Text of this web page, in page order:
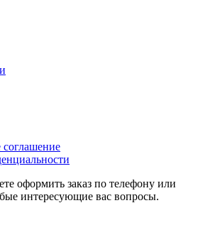
соглашение
оформить заказ по телефону или
интересующие вас вопросы.